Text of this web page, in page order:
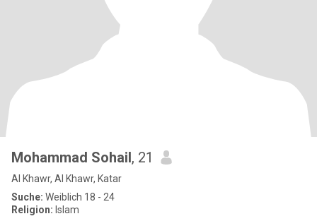
Mohammad Sohail, 21
Al Khawr, Al Khawr, Katar
Suche: Weiblich 18 - 24
Religion: Islam